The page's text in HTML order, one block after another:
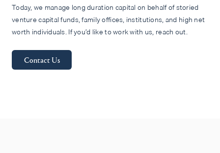
Today, we manage long duration capital on behalf of storied
venture capital funds, family offices, institutions, and high net
worth individuals. If you’d like to work with us, reach out.
Contact Us